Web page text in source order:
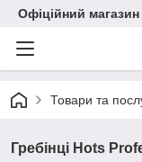
Офіційний
Товари та
Гребінці Hots